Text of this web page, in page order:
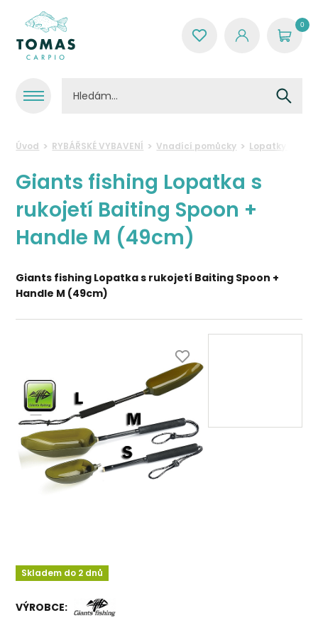
0
Úvod RYBÁŘSKÉ VYBAVENÍ Vnadící pomůcky Lopatky a
Giants fishing Lopatka s
rukojetí Baiting Spoon +
Handle M (49cm)
Giants fishing Lopatka s rukojetí Baiting Spoon +
Handle M (49cm)
Skladem do 2 dnů
VÝROBCE: